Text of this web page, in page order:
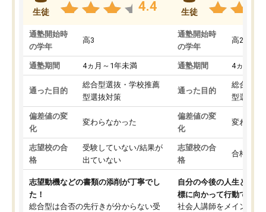
生徒 4.4
通塾開始時
の学年
高3
通塾期間 4ヵ月～1年未満
通った目的
総合型選抜・学校推薦
型選抜対策
偏差値の変
化
変わらなかった
志望校の合
格
受験していない/結果が
出ていない
志望動機などの書類の添削が丁寧でし
た！
総合型は合否の先行きが分からない受
生徒
通塾開始時
の学年
高2
通塾期間 4ヵ月～1
通った目的
総合型選
型選抜対
偏差値の変
化
変わらな
志望校の合
格
合格した
自分の今後の人生と真剣
標に向かって行動できる
社会人講師をメインとし